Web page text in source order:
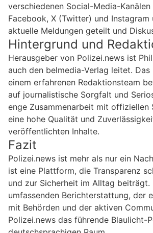
verschiedenen Social-Media-
Facebook, X (Twitter) und Instagram
aktuelle Meldungen geteilt und
Hintergrund und
Herausgeber von Polizei.news ist
auch den belmedia-Verlag leitet.
einem erfahrenen Redaktionsteam
auf journalistische Sorgfalt und
enge Zusammenarbeit mit offiziellen
eine hohe Qualität und
veröffentlichten Inhalte.
Fazit
Polizei.news ist mehr als nur ein
ist eine Plattform, die Transparenz
und zur Sicherheit im Alltag beiträgt.
umfassenden Berichterstattung, der
mit Behörden und der aktiven
Polizei.news das führende Blaulicht-